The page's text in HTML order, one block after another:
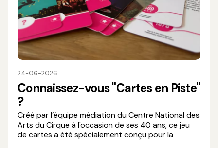
24-06-2026
Connaissez-vous "Cartes en Piste"
?
Créé par l’équipe médiation du Centre National des
Arts du Cirque à l'occasion de ses 40 ans, ce jeu
de cartes a été spécialement conçu pour la